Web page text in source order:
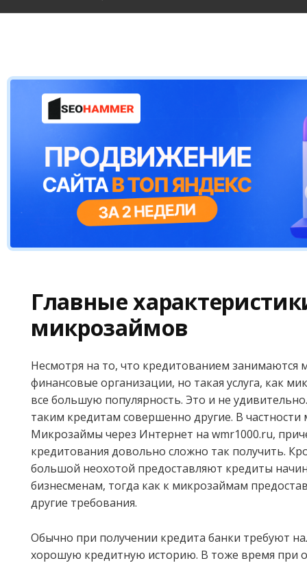
Главные
микрозаймов
Несмотря на то, что кредитованием занимаются
финансовые организации, но такая услуга, как
все большую популярность. Это и не
таким кредитам совершенно другие. В
Микрозаймы через Интернет на wmr1000.ru,
кредитования довольно сложно так получить.
большой неохотой предоставляют кредиты
бизнесменам, тогда как к микрозаймам
другие требования.
Обычно при получении кредита банки требуют
хорошую кредитную историю. В тоже время при